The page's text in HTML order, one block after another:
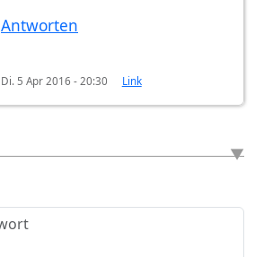
Antworten
Di. 5 Apr 2016 - 20:30 Link